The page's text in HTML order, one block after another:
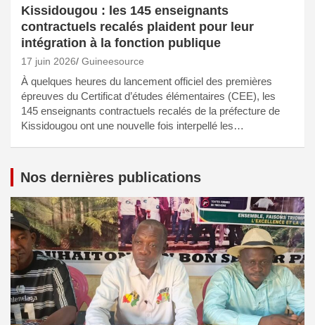
Kissidougou : les 145 enseignants
contractuels recalés plaident pour leur
intégration à la fonction publique
17 juin 2026 Guineesource
À quelques heures du lancement officiel des premières
épreuves du Certificat d’études élémentaires (CEE), les
145 enseignants contractuels recalés de la préfecture de
Kissidougou ont une nouvelle fois interpellé les…
Nos dernières publications